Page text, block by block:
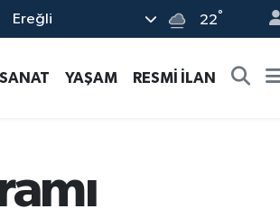
Ereğli 22°
YAŞAM RESMİ İLAN